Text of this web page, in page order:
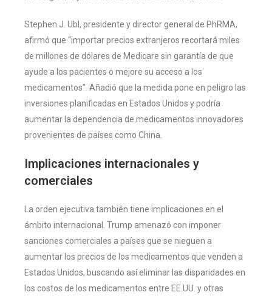
Stephen J. Ubl, presidente y director general de PhRMA,
afirmó que “importar precios extranjeros recortará miles
de millones de dólares de Medicare sin garantía de que
ayude a los pacientes o mejore su acceso a los
medicamentos”. Añadió que la medida pone en peligro las
inversiones planificadas en Estados Unidos y podría
aumentar la dependencia de medicamentos innovadores
provenientes de países como China.
Implicaciones internacionales y
comerciales
La orden ejecutiva también tiene implicaciones en el
ámbito internacional. Trump amenazó con imponer
sanciones comerciales a países que se nieguen a
aumentar los precios de los medicamentos que venden a
Estados Unidos, buscando así eliminar las disparidades en
los costos de los medicamentos entre EE.UU. y otras